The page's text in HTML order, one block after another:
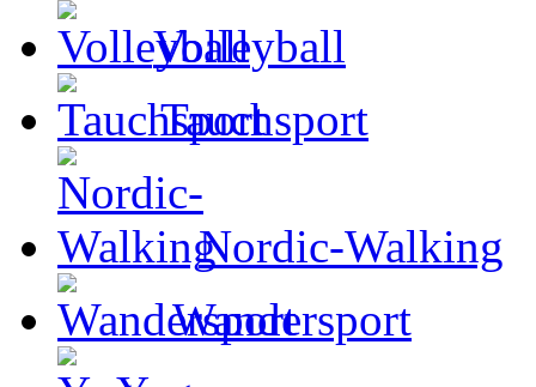
Volleyball
Tauchsport
Nordic-Walking
Wandersport